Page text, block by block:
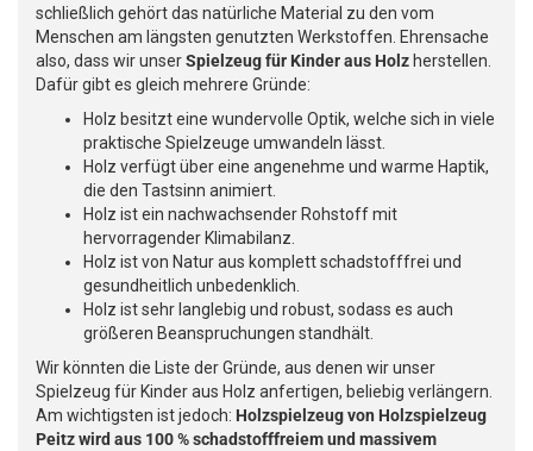
schließlich gehört das natürliche Material zu den vom
Menschen am längsten genutzten Werkstoffen. Ehrensache
also, dass wir unserSpielzeug für Kinder aus Holz herstellen.
Dafür gibt es gleich mehrere Gründe:
Holz besitzt eine wundervolle Optik, welche sich in viele
praktische Spielzeuge umwandeln lässt.
Holz verfügt über eine angenehme und warme Haptik,
die den Tastsinn animiert.
Holz ist ein nachwachsender Rohstoff mit
hervorragender Klimabilanz.
Holz ist von Natur aus komplett schadstofffrei und
gesundheitlich unbedenklich.
Holz ist sehr langlebig und robust, sodass es auch
größeren Beanspruchungen standhält.
Wir könnten die Liste der Gründe, aus denen wir unser
Spielzeug für Kinder aus Holz anfertigen, beliebig verlängern.
Am wichtigsten ist jedoch: Holzspielzeug von Holzspielzeug
Peitz wird aus 100 % schadstofffreiem und massivem